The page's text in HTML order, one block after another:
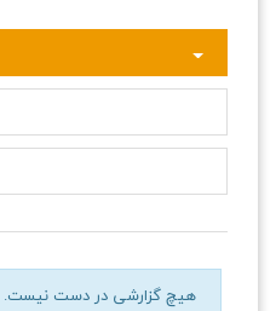
هیچ گزارشی در دست نیست.